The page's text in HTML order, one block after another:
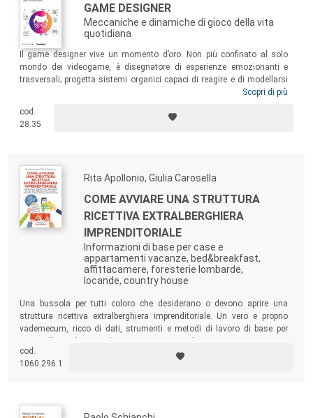
GAME DESIGNER
Meccaniche e dinamiche di gioco della vita
quotidiana
Il game designer vive un momento d’oro. Non più confinato al solo
mondo dei videogame, è disegnatore di esperienze emozionanti e
trasversali; progetta sistemi organici capaci di reagire e di modellarsi
intorno alle necessità dei partecipanti. Il volume esamina le sue
può utilizzare. Se volete comprendere il prossimo futuro, guardate al
gioco e alla figura del game designer, e a come stanno già vincendo la
Scopri di più
cod.
28.35
Rita Apollonio, Giulia Carosella
COME AVVIARE UNA STRUTTURA
RICETTIVA EXTRALBERGHIERA
IMPRENDITORIALE
Informazioni di base per case e
appartamenti vacanze, bed&breakfast,
affittacamere, foresterie lombarde,
locande, country house
Una bussola per tutti coloro che desiderano o devono aprire una
struttura ricettiva extralberghiera imprenditoriale. Un vero e proprio
vademecum, ricco di dati, strumenti e metodi di lavoro di base per
cod.
1060.296.1